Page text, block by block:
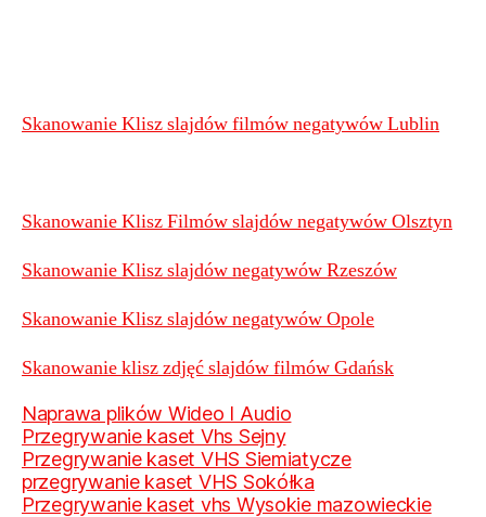
Skanowanie Klisz slajdów filmów negatywów Lublin
Skanowanie Klisz Filmów slajdów negatywów Olsztyn
Skanowanie Klisz slajdów negatywów Rzeszów
Skanowanie Klisz slajdów negatywów Opole
Skanowanie klisz zdjęć slajdów filmów Gdańsk
Naprawa plików Wideo I Audio
Przegrywanie kaset Vhs Sejny
Przegrywanie kaset VHS Siemiatycze
przegrywanie kaset VHS Sokółka
Przegrywanie kaset vhs Wysokie mazowieckie